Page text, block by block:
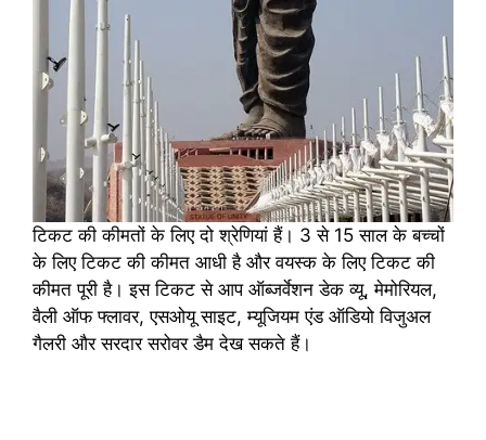
टिकट की कीमतों के लिए दो श्रेणियां हैं। 3 से 15 साल के बच्चों
के लिए टिकट की कीमत आधी है और वयस्क के लिए टिकट की
कीमत पूरी है। इस टिकट से आप ऑब्जर्वेशन डेक व्यू, मेमोरियल,
वैली ऑफ फ्लावर, एसओयू साइट, म्यूजियम एंड ऑडियो विजुअल
गैलरी और सरदार सरोवर डैम देख सकते हैं।